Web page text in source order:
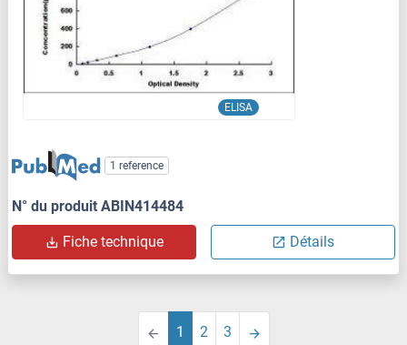
ELISA
1 reference
N° du produit ABIN414484
Fiche technique Détails
1 2 3